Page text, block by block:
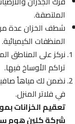
الملتصقة.
شطف الخزان عدة مرات
المنظفات الكيميائية.
نركز على المناطق
تراكم الأوساخ فيها.
نضمن لك مياهاً صافية
في فلاتر المنزل.
تعقيم الخزانات بمواد (Hygienic) وعزل التسريبات
شركة كلين هوم